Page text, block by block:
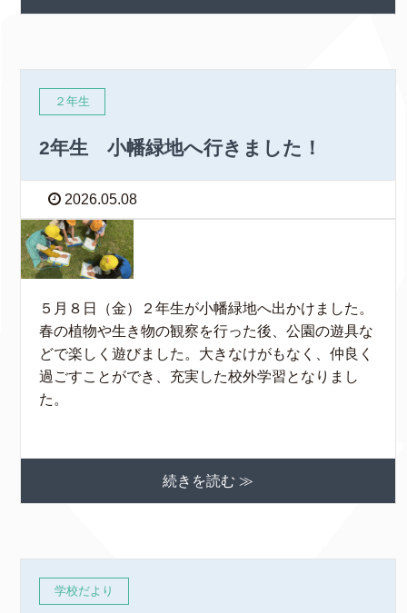
２年生
2年生 小幡緑地へ行きました！
2026.05.08
５月８日（金）２年生が小幡緑地へ出かけました。
春の植物や生き物の観察を行った後、公園の遊具な
どで楽しく遊びました。大きなけがもなく、仲良く
過ごすことができ、充実した校外学習となりまし
た。
続きを読む ≫
学校だより